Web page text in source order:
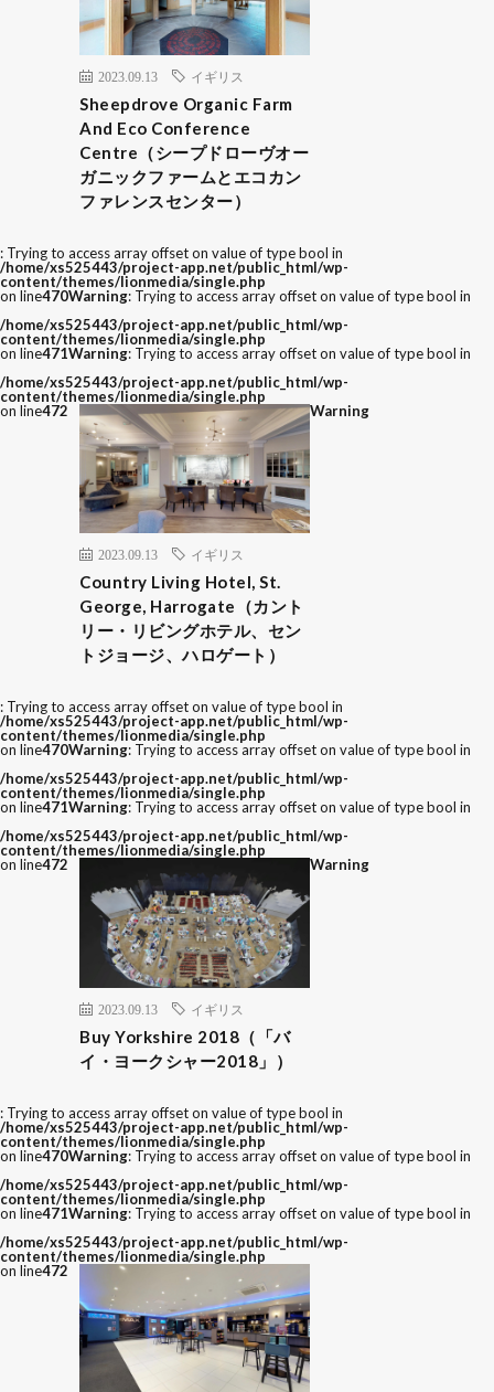
2023.09.13 イギリス
Sheepdrove Organic Farm
And Eco Conference
Centre（シープドローヴオー
ガニックファームとエコカン
ファレンスセンター）
: Trying to access array offset on value of type bool in
/home/xs525443/project-app.net/public_html/wp-
content/themes/lionmedia/single.php
on line470Warning: Trying to access array offset on value of type bool in
/home/xs525443/project-app.net/public_html/wp-
content/themes/lionmedia/single.php
on line471Warning: Trying to access array offset on value of type bool in
/home/xs525443/project-app.net/public_html/wp-
content/themes/lionmedia/single.php
on line472
2023.09.13 イギリス
Country Living Hotel, St.
George, Harrogate（カント
リー・リビングホテル、セン
トジョージ、ハロゲート）
Warning
: Trying to access array offset on value of type bool in
/home/xs525443/project-app.net/public_html/wp-
content/themes/lionmedia/single.php
on line470Warning: Trying to access array offset on value of type bool in
/home/xs525443/project-app.net/public_html/wp-
content/themes/lionmedia/single.php
on line471Warning: Trying to access array offset on value of type bool in
/home/xs525443/project-app.net/public_html/wp-
content/themes/lionmedia/single.php
on line472
2023.09.13 イギリス
Buy Yorkshire 2018（「バ
イ・ヨークシャー2018」）
Warning
: Trying to access array offset on value of type bool in
/home/xs525443/project-app.net/public_html/wp-
content/themes/lionmedia/single.php
on line470Warning: Trying to access array offset on value of type bool in
/home/xs525443/project-app.net/public_html/wp-
content/themes/lionmedia/single.php
on line471Warning: Trying to access array offset on value of type bool in
/home/xs525443/project-app.net/public_html/wp-
content/themes/lionmedia/single.php
on line472